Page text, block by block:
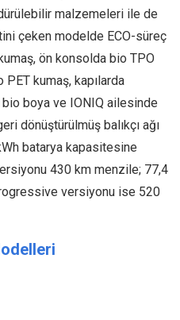
malzemeleri ile de
çeken modelde ECO-süreç
ön konsolda bio TPO
kumaş, kapılarda
boya ve IONIQ ailesinde
dönüştürülmüş balıkçı ağı
batarya kapasitesine
430 km menzile; 77,4
versiyonu ise 520